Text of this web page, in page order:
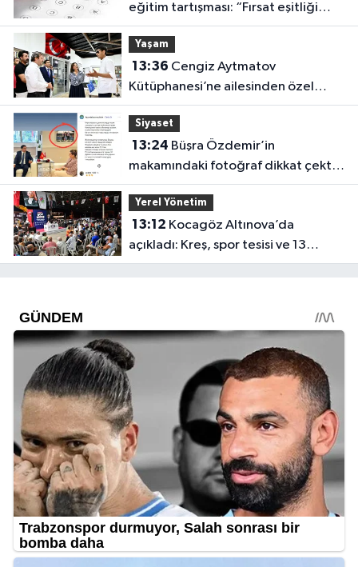
eğitim tartışması: “Fırsat eşitliği
yok”
Yaşam
13:36
Kütüphanesi’ne ailesinden özel
bağış
Siyaset
13:24
makamındaki fotoğraf dikkat çekti:
Özgür Özel ve Muhittin Böcek!
Yerel Yönetim
13:12
açıkladı: Kreş, spor tesisi ve 13
dönümlük park geliyor